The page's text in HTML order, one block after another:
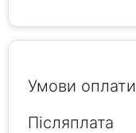
Умови оплати
Післяплата